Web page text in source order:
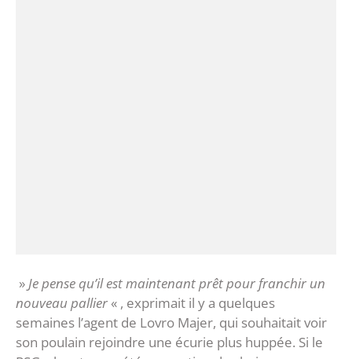
»Je pense qu’il est maintenant prêt pour franchir un
nouveau pallier« , exprimait il y a quelques
semaines l’agent de Lovro Majer, qui souhaitait voir
son poulain rejoindre une écurie plus huppée. Si le